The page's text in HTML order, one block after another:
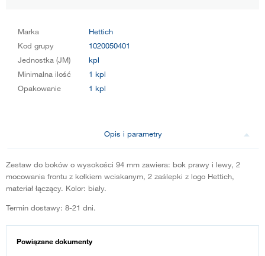
Marka
Hettich
Kod grupy
1020050401
Jednostka (JM)
kpl
Minimalna ilość
1 kpl
Opakowanie
1 kpl
Opis i parametry
Zestaw do boków o wysokości 94 mm zawiera: bok prawy i lewy, 2
mocowania frontu z kołkiem wciskanym, 2 zaślepki z logo Hettich,
materiał łączący. Kolor: biały.
Termin dostawy: 8-21 dni.
Powiązane dokumenty